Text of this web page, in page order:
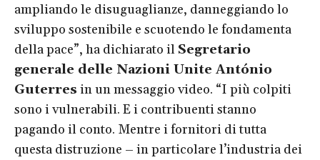
ampliando le disuguaglianze, danneggiando lo
sviluppo sostenibile e scuotendo le fondamenta
della pace”, ha dichiarato il Segretario
generale delle Nazioni Unite António
Guterres in un messaggio video. “I più colpiti
sono i vulnerabili. E i contribuenti stanno
pagando il conto. Mentre i fornitori di tutta
questa distruzione – in particolare l’industria dei